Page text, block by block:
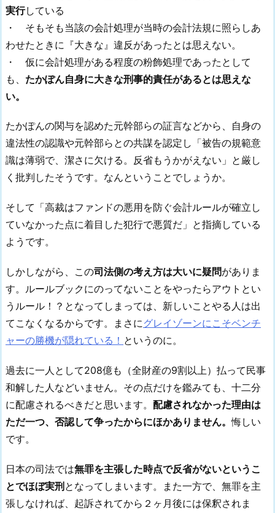
実行している
・ そもそも当該の会計処理が当時の会計法規に照らしあ
わせたときに『大きな』違反があったとは思えない。
・ 仮に会計処理がある程度の粉飾処理であったとして
も、 たかぽん自身に大きな刑事的責任があるとは思えな
い。
たかぽんの関与を認めた元幹部らの証言などから、自身の
違法性の認識や元幹部らとの共謀を認定し「被告の規範意
識は薄弱で、潔さに欠ける。反省もうかがえない」と厳し
く批判したそうです。なんということでしょうか。
そして「高裁はファンドの悪用を防ぐ会計ルールが確立し
ていなかった点に着目した犯行で悪質だ」と指摘している
ようです。
しかしながら、この司法側の考え方は大いに疑問がありま
す。ルールブックにのってないことをやったらアウトとい
うルール！？となってしまっては、新しいことやる人は出
てこなくなるからです。まさにグレイゾーンにこそベンチ
ャーの勝機が隠れている！ というのに。
過去に一人として208億も（全財産の9割以上）払って民事
和解した人などいません。その点だけを鑑みても、十二分
に配慮されるべきだと思います。 配慮されなかった理由は
ただ一つ、否認して争ったからにほかありません。悔しい
です。
日本の司法では無罪を主張した時点で反省がないというこ
とでほぼ実刑となってしまいます。また一方で、無罪を主
張しなければ、起訴されてから２ヶ月後には保釈されま